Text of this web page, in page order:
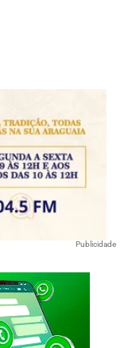
Publicidade